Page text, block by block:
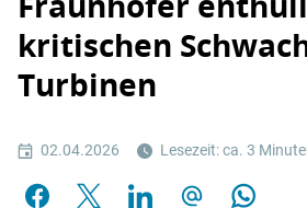
kritischen
Turbinen
02.04.2026 Lesezeit: ca. 3